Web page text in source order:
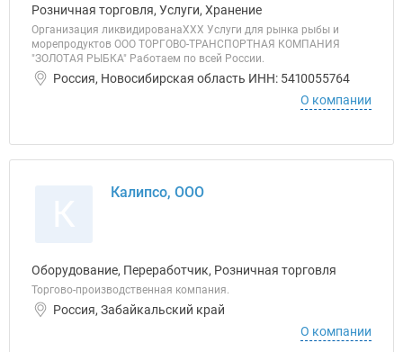
Розничная торговля, Услуги, Хранение
Организация ликвидированаХХХ Услуги для рынка рыбы и
морепродуктов ООО ТОРГОВО-ТРАНСПОРТНАЯ КОМПАНИЯ
"ЗОЛОТАЯ РЫБКА" Работаем по всей России.
Россия, Новосибирская область ИНН: 5410055764
О компании
Калипсо, ООО
Оборудование, Переработчик, Розничная торговля
Торгово-производственная компания.
Россия, Забайкальский край
О компании